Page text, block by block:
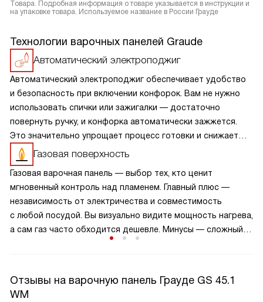
Товара. Подробная информация о товаре указывается в инструкции и
на упаковке товара. Используемое название в России Грауде
Технологии варочных панелей Graude
Автоматический электроподжиг
Автоматический электроподжиг обеспечивает удобство
и безопасность при включении конфорок. Вам не нужно
использовать спички или зажигалки — достаточно
повернуть ручку, и конфорка автоматически зажжется.
Это значительно упрощает процесс готовки и снижает
риск ожогов и других несчастных случаев.
Автоматический электроподжиг делает использование
варочной панели более комфортным и безопасным,
позволяя вам сосредоточиться на приготовлении блюд.
Газовая поверхность
Газовая варочная панель — выбор тех, кто ценит
мгновенный контроль над пламенем. Главный плюс —
независимость от электричества и совместимость
с любой посудой. Вы визуально видите мощность нагрева,
а сам газ часто обходится дешевле. Минусы — сложный
безопасны. Это нестареющая классика, которая дарит
свободу кулинарного творчества и остается вечным
Отзывы на варочную панель Грауде GS 45.1
WM